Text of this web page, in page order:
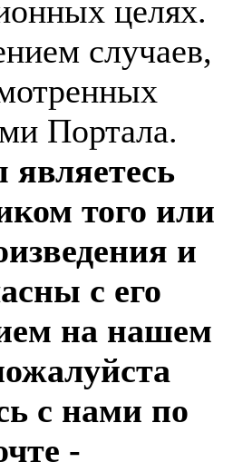
целях.
случаев,
Портала.
того или
и
с его
на нашем
с нами по
-